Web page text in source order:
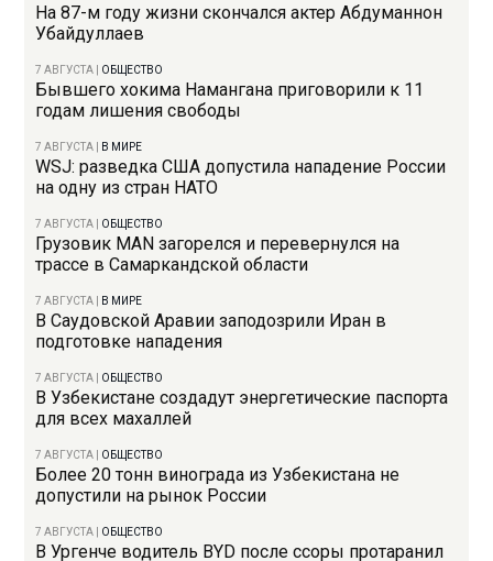
На 87-м году жизни скончался актер Абдуманнон
Убайдуллаев
7 АВГУСТА ОБЩЕСТВО
Бывшего хокима Намангана приговорили к 11
годам лишения свободы
7 АВГУСТА В МИРЕ
WSJ: разведка США допустила нападение России
на одну из стран НАТО
7 АВГУСТА ОБЩЕСТВО
Грузовик MAN загорелся и перевернулся на
трассе в Самаркандской области
7 АВГУСТА В МИРЕ
В Саудовской Аравии заподозрили Иран в
подготовке нападения
7 АВГУСТА ОБЩЕСТВО
В Узбекистане создадут энергетические паспорта
для всех махаллей
7 АВГУСТА ОБЩЕСТВО
Более 20 тонн винограда из Узбекистана не
допустили на рынок России
7 АВГУСТА ОБЩЕСТВО
В Ургенче водитель BYD после ссоры протаранил